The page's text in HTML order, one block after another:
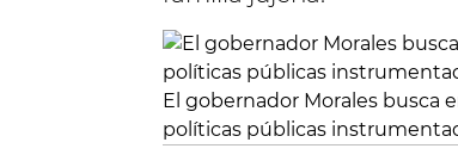
El gobernador Morales busca
políticas públicas